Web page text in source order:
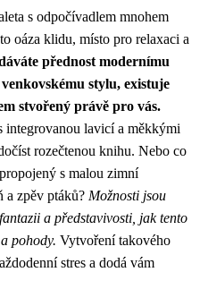
s odpočívadlem mnohem
oáza klidu, místo pro relaxaci a
přednost modernímu
stylu, existuje
stvořený právě pro vás.
integrovanou lavicí a měkkými
rozečtenou knihu. Nebo co
s malou zimní
a zpěv ptáků? Možnosti jsou
a představivosti, jak tento
pohody. Vytvoření takového
stres a dodá vám